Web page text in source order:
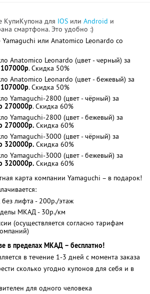
КупиКупона для IOS или Android и
смартфона. Это удобно :)
Yamaguchi или Anatomico Leonardo со
Anatomico Leonardo (цвет - черный) за
. Скидка 50%
Anatomico Leonardo (цвет - бежевый) за
. Скидка 50%
Yamaguchi-2800 (цвет - чёрный) за
270000р. Скидка 60%
Yamaguchi-2800 (цвет - бежевый) за
270000р. Скидка 60%
Yamaguchi-3000 (цвет - чёрный) за
320000р. Скидка 60%
Yamaguchi-3000 (цвет - бежевый) за
320000р. Скидка 60%
карта компании Yamaguchi – в подарок!
лифта - 200р./этаж
МКАД - 30р./км
(осуществляется согласно тарифам
в пределах МКАД – бесплатно!
в течение 1-3 дней с момента заказа
сколько угодно купонов для себя и в
для одного человека